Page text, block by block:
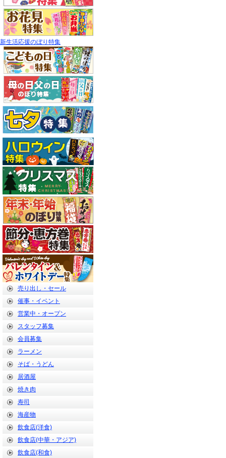
新生活応援のぼり特集
売り出し・セール
催事・イベント
営業中・オープン
スタッフ募集
会員募集
ラーメン
そば・うどん
居酒屋
焼き肉
寿司
海産物
飲食店(洋食)
飲食店(中華・アジア)
飲食店(和食)